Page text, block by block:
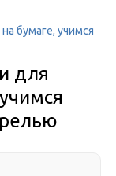
бумаге, учимся
для